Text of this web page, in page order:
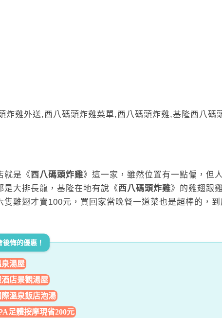
就是《 西八碼頭炸雞》這一家，雖然位置有一點偏，但
是大排長龍，基隆在地有說《 西八碼頭炸雞》的雞翅跟
隻雞翅才賣100元，買回家當晚餐一道菜也是超棒的，到
悔的優惠！
湯屋
店景觀湯屋
溫泉飯店泡湯
足體按摩現省200元